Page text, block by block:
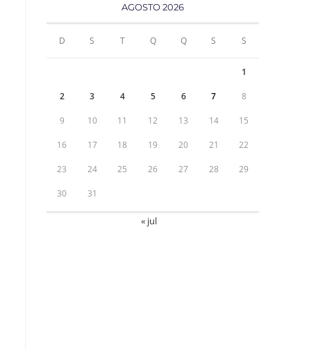
AGOSTO 2026
D S T Q Q S S
1
2 3 4 5 6 7 8
9 10 11 12 13 14 15
16 17 18 19 20 21 22
23 24 25 26 27 28 29
30 31
« jul